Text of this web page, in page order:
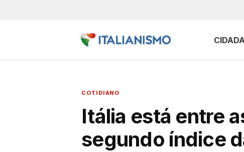
COTIDIANO
Itália está entre
segundo índice